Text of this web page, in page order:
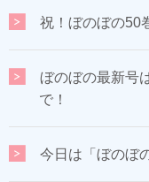
祝！ぼのぼの50
ぼのぼの最新号
で！
今日は「ぼのぼ